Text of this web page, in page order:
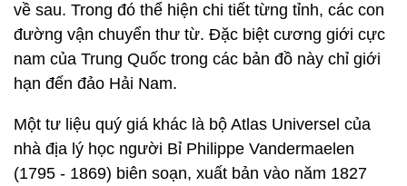
về sau. Trong đó thể hiện chi tiết từng tỉnh, các con
đường vận chuyển thư từ. Đặc biệt cương giới cực
nam của Trung Quốc trong các bản đồ này chỉ giới
hạn đến đảo Hải Nam.
Một tư liệu quý giá khác là bộ Atlas Universel của
nhà địa lý học người Bỉ Philippe Vandermaelen
(1795 - 1869) biên soạn, xuất bản vào năm 1827